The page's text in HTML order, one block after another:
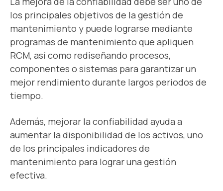
los principales objetivos de la gestión de
mantenimiento y puede lograrse mediante
programas de mantenimiento que apliquen
RCM, así como rediseñando procesos,
componentes o sistemas para garantizar un
mejor rendimiento durante largos periodos de
tiempo.
Además, mejorar la confiabilidad ayuda a
aumentar la disponibilidad de los activos, uno
de los principales indicadores de
mantenimiento para lograr una gestión
efectiva.